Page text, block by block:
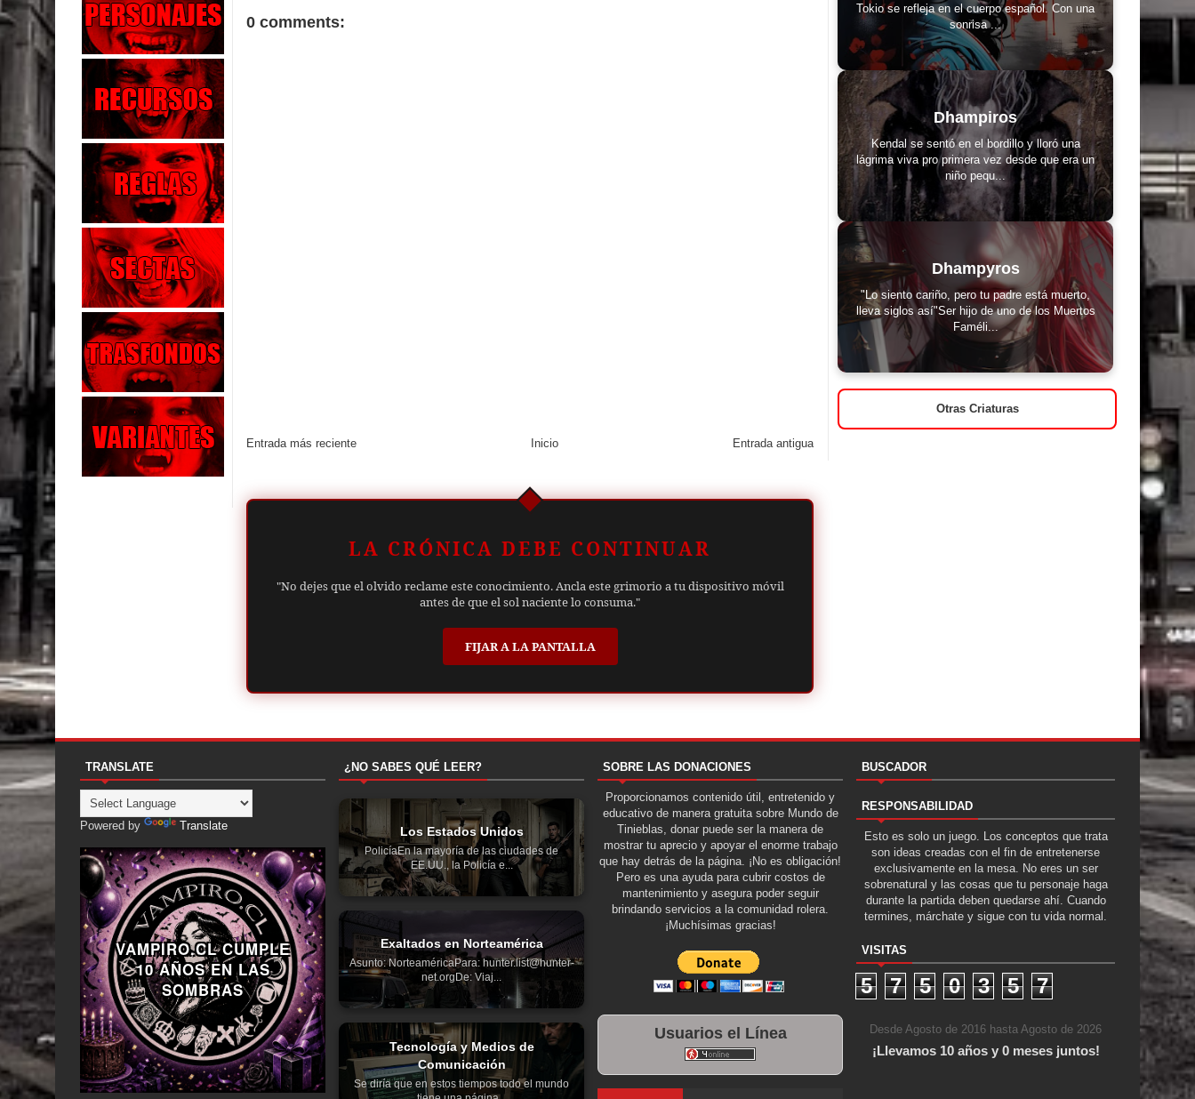
0 comments:
Entrada más reciente Entrada antigua
Inicio
LA CRÓNICA DEBE CONTINUAR
"No dejes que el olvido reclame este conocimiento. Ancla este grimorio a tu dispositivo móvil
antes de que el sol naciente lo consuma."
FIJAR A LA PANTALLA
Tokio se refleja en el cuerpo español. Con una
sonrisa ...
Dhampiros
Kendal se sentó en el bordillo y lloró una
lágrima viva pro primera vez desde que era un
niño pequ...
Dhampyros
"Lo siento cariño, pero tu padre está muerto,
lleva siglos así"Ser hijo de uno de los Muertos
Faméli...
Otras Criaturas
TRANSLATE
Powered by Translate
VAMPIRO.CL CUMPLE
10 AÑOS EN LAS
SOMBRAS
¿NO SABES QUÉ LEER?
Los Estados Unidos
PolicíaEn la mayoría de las ciudades de
EE.UU., la Policía e...
Exaltados en Norteamérica
Asunto: NorteaméricaPara: hunter.list@hunter-
net.orgDe: Viaj...
Tecnología y Medios de
Comunicación
Se diría que en estos tiempos todo el mundo
SOBRE LAS DONACIONES
Proporcionamos contenido útil, entretenido y
educativo de manera gratuita sobre Mundo de
Tinieblas, donar puede ser la manera de
mostrar tu aprecio y apoyar el enorme trabajo
que hay detrás de la página. ¡No es obligación!
Pero es una ayuda para cubrir costos de
mantenimiento y asegura poder seguir
brindando servicios a la comunidad rolera.
¡Muchísimas gracias!
Usuarios el Línea
BUSCADOR
RESPONSABILIDAD
Esto es solo un juego. Los conceptos que trata
son ideas creadas con el fin de entretenerse
exclusivamente en la mesa. No eres un ser
sobrenatural y las cosas que tu personaje haga
durante la partida deben quedarse ahí. Cuando
termines, márchate y sigue con tu vida normal.
VISITAS
5 7 5 0 3 5 7
Desde Agosto de 2016 hasta Agosto de 2026
¡Llevamos 10 años y 0 meses juntos!